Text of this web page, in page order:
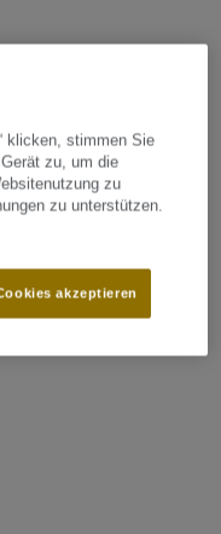
klicken, stimmen Sie
zu, um die
zu
zu unterstützen.
akzeptieren